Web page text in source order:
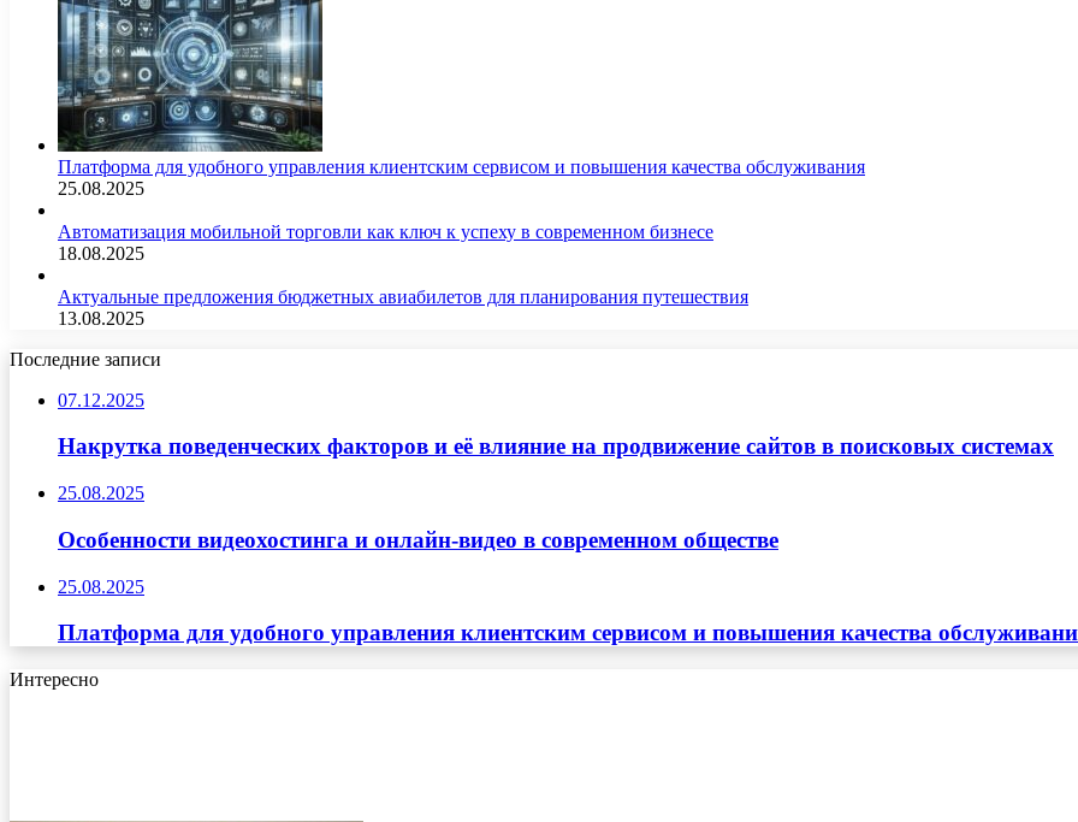
Платформа для удобного управления клиентским сервисом и повышения качества обслуживания
25.08.2025
Автоматизация мобильной торговли как ключ к успеху в современном бизнесе
18.08.2025
Актуальные предложения бюджетных авиабилетов для планирования путешествия
13.08.2025
Последние записи
07.12.2025
Накрутка поведенческих факторов и её влияние на продвижение сайтов в поисковых системах
25.08.2025
Особенности видеохостинга и онлайн-видео в современном обществе
25.08.2025
Платформа для удобного управления клиентским сервисом и повышения качества
Интересно